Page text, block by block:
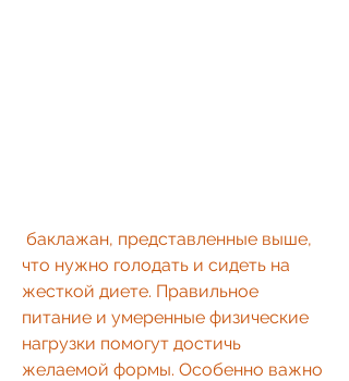
что нужно голодать и сидеть на
жесткой диете. Правильное
питание и умеренные физические
нагрузки помогут достичь
желаемой формы. Особенно важно